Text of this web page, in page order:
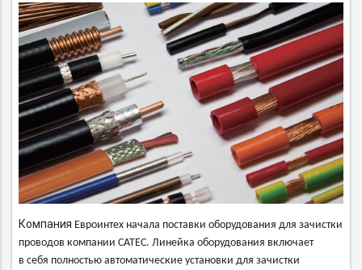
Компания Евроинтех начала поставки оборудования для зачистки
проводов компании CATEC. Линейка оборудования включает
в себя полностью автоматические установки для зачистки